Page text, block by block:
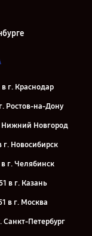
г. Краснодар
Ростов-на-Дону
Нижний Новгород
г. Новосибирск
г. Челябинск
в г. Казань
в г. Москва
Санкт-Петербург